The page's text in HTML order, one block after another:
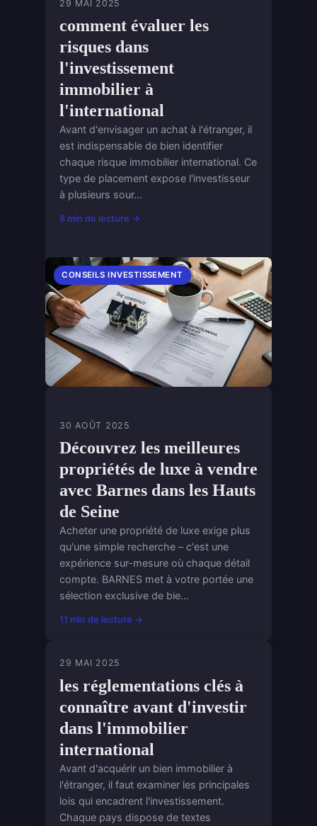
CONSEILS INVESTISSEMENT
29 MAI 2025
comment évaluer les
risques dans
l'investissement
immobilier à
l'international
Avant d'envisager un achat à l'étranger, il
est indispensable de bien identifier
chaque risque immobilier international. Ce
type de placement expose l'investisseur
à plusieurs sour...
8 min de lecture →
30 AOÛT 2025
Découvrez les meilleures
propriétés de luxe à vendre
avec Barnes dans les Hauts
de Seine
Acheter une propriété de luxe exige plus
qu'une simple recherche – c'est une
expérience sur-mesure où chaque détail
compte. BARNES met à votre portée une
sélection exclusive de bie...
11 min de lecture →
29 MAI 2025
les réglementations clés à
connaître avant d'investir
dans l'immobilier
international
Avant d'acquérir un bien immobilier à
l'étranger, il faut examiner les principales
lois qui encadrent l'investissement.
Chaque pays dispose de textes